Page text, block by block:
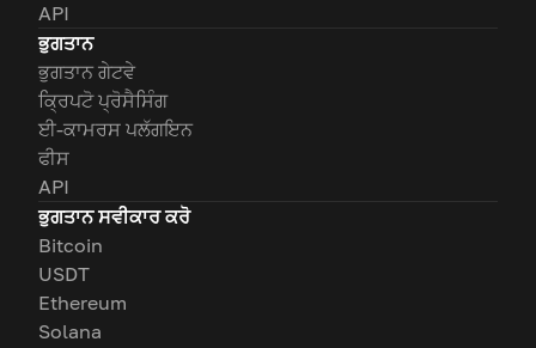
API
ਭੁਗਤਾਨ
ਭੁਗਤਾਨ ਗੇਟਵੇ
ਕ੍ਰਿਪਟੋ ਪ੍ਰੋਸੈਸਿੰਗ
ਈ-ਕਾਮਰਸ ਪਲੱਗਇਨ
ਫੀਸ
API
ਭੁਗਤਾਨ ਸਵੀਕਾਰ ਕਰੋ
Bitcoin
USDT
Ethereum
Solana